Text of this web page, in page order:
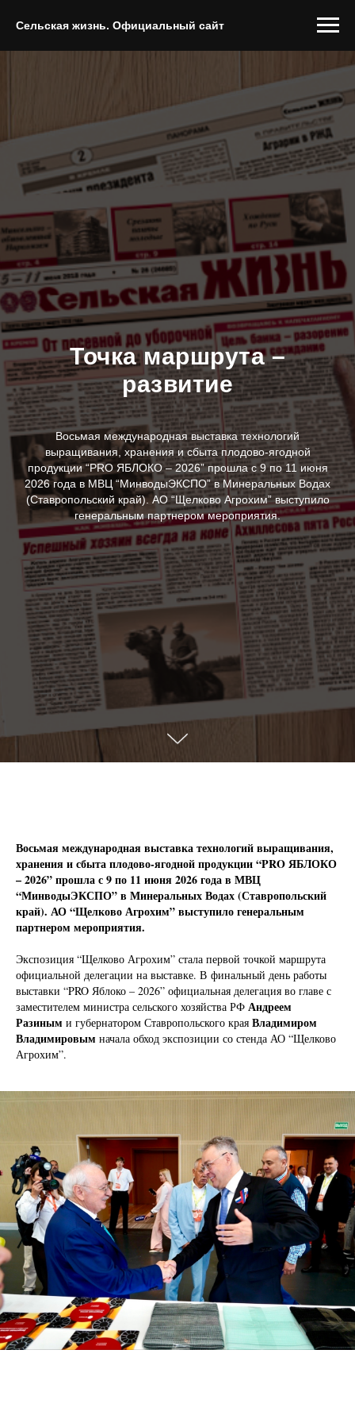
Сельская жизнь. Официальный сайт
Точка маршрута –
развитие
Восьмая международная выставка технологий
выращивания, хранения и сбыта плодово-ягодной
продукции “PRO ЯБЛОКО – 2026” прошла с 9 по 11 июня
2026 года в МВЦ “МинводыЭКСПО” в Минеральных Водах
(Ставропольский край). АО “Щелково Агрохим” выступило
генеральным партнером мероприятия.
Восьмая международная выставка технологий выращивания,
хранения и сбыта плодово-ягодной продукции “PRO ЯБЛОКО
– 2026” прошла с 9 по 11 июня 2026 года в МВЦ
“МинводыЭКСПО” в Минеральных Водах (Ставропольский
край). АО “Щелково Агрохим” выступило генеральным
партнером мероприятия.
Экспозиция “Щелково Агрохим” стала первой точкой маршрута
официальной делегации на выставке. В финальный день работы
выставки “PRO Яблоко – 2026” официальная делегация во главе с
заместителем министра сельского хозяйства РФ Андреем
Разиным и губернатором Ставропольского края Владимиром
Владимировым начала обход экспозиции со стенда АО “Щелково
Агрохим”.